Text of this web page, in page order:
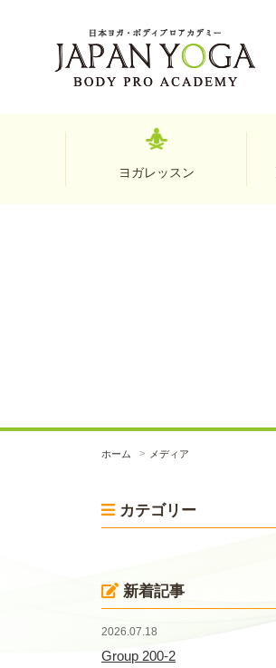
ヨガレッスン
ホーム メディア
カテゴリー
新着記事
2026.07.18
Group 200-2